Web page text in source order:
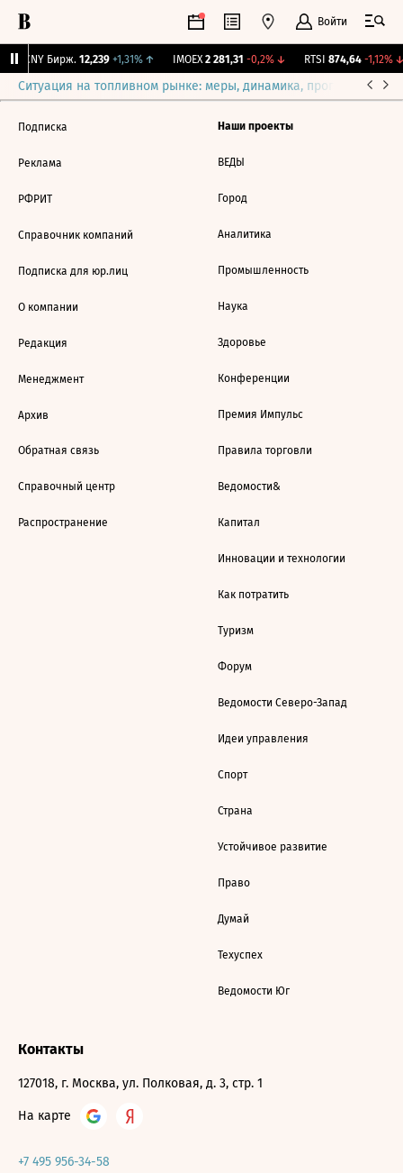
Войти
CNY Бирж. 12,239 +1,31%↑ IMOEX 2 281,31 -0,2%↓ RTSI 874,64 -1,12%↓
Ситуация на топливном рынке: меры, динамика, прогнозы
Подписка
Реклама
РФРИТ
Справочник компаний
Подписка для юр.лиц
О компании
Редакция
Менеджмент
Архив
Обратная связь
Справочный центр
Распространение
Наши проекты
ВЕДЫ
Город
Аналитика
Промышленность
Наука
Здоровье
Конференции
Премия Импульс
Правила торговли
Ведомости&
Капитал
Инновации и технологии
Как потратить
Туризм
Форум
Ведомости Северо-Запад
Идеи управления
Спорт
Страна
Устойчивое развитие
Право
Думай
Техуспех
Ведомости Юг
Контакты
127018, г. Москва, ул. Полковая, д. 3, стр. 1
На карте
+7 495 956-34-58